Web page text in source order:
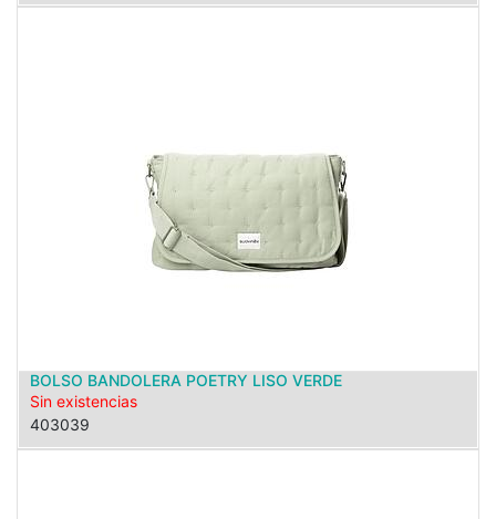
BOLSO BANDOLERA POETRY LISO VERDE
Sin existencias
403039